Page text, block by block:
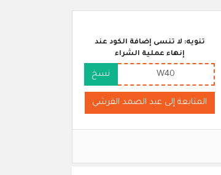
تنويه: لا تنسى إضافة الكود عند
إنهاء عملية الشراء
W40 نسخ
المتابعة إلى عبد الصمد القرشي